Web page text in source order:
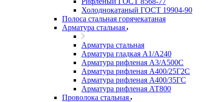
Холоднокатаный ГОСТ 19904-90
Полоса стальная горячекатаная
Арматура стальная
Арматура стальная
Арматура гладкая А1/А240
Арматура рифленая А3/А500С
Арматура рифленая А400/25Г2С
Арматура рифленая А400/35ГС
Арматура рифленая АТ800
Проволока стальная